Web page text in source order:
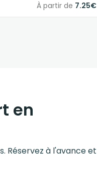
À partir de 7.25€
en
Réservez à l'avance et